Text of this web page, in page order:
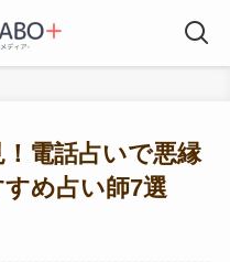
電話占いで悪縁
め占い師7選